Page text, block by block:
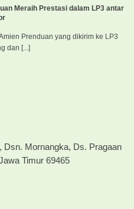
Meraih Prestasi dalam LP3 antar
Prenduan yang dikirim ke LP3
dan [...]
Mornangka, Ds. Pragaan
Timur 69465